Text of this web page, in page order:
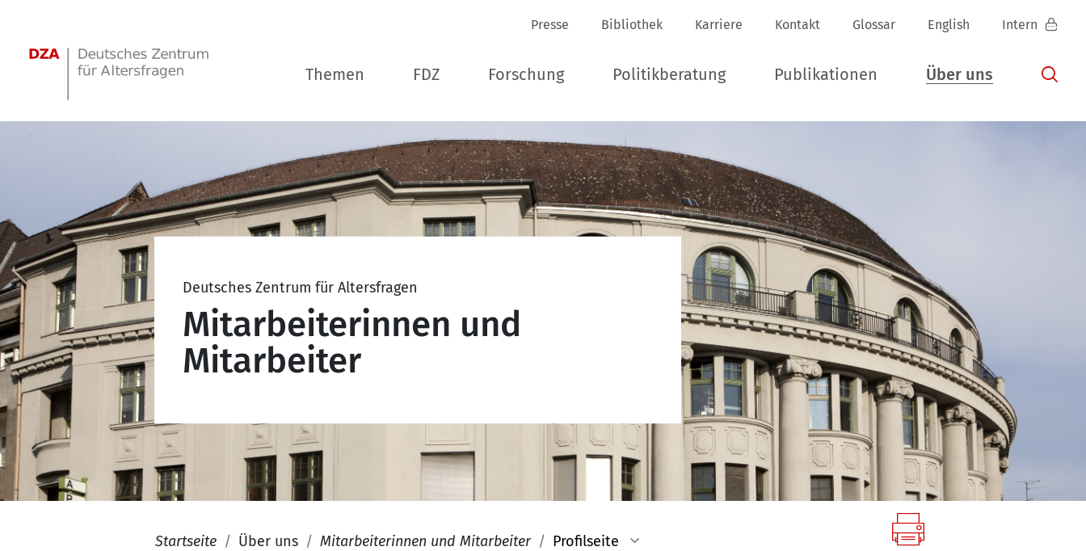
Presse Bibliothek Karriere Kontakt Glossar English Intern
Themen FDZ Forschung Politikberatung Publikationen Über uns
Deutsches Zentrum für Altersfragen
Mitarbeiterinnen und
Mitarbeiter
Startseite Über uns Mitarbeiterinnen und Mitarbeiter Profilseite